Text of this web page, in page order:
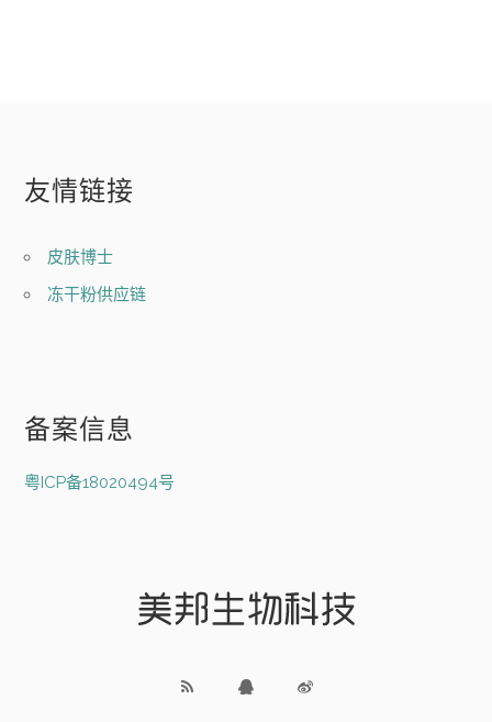
友情链接
皮肤博士
冻干粉供应链
备案信息
粤ICP备18020494号